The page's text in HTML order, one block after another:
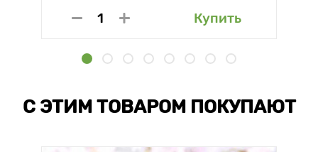
Купить
С ЭТИМ ТОВАРОМ ПОКУПАЮТ